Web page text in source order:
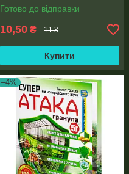
Готово до відправки
10,50 ₴ 11 ₴
Купити
–4%